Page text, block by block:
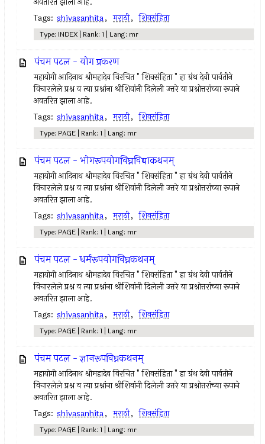
Tags: shivasanhita, मराठी, शिवसंहिता
Type: INDEX | Rank: 1 | Lang: mr
पंचम पटल - योग प्रकरण
महायोगी आदिनाथ श्रीमहादेव विरचित " शिवसंहिता " हा ग्रंथ देवी पार्वतीने
विचारलेले प्रश्न व त्या प्रश्नांना श्रीशिवांनी दिलेली उत्तरे या प्रश्नोत्तरांच्या रूपाने
अवतरित झाला आहे.
Tags: shivasanhita, मराठी, शिवसंहिता
Type: PAGE | Rank: 1 | Lang: mr
पंचम पटल - भोगरूपयोगविघ्नविद्याकथनम्
महायोगी आदिनाथ श्रीमहादेव विरचित " शिवसंहिता " हा ग्रंथ देवी पार्वतीने
विचारलेले प्रश्न व त्या प्रश्नांना श्रीशिवांनी दिलेली उत्तरे या प्रश्नोत्तरांच्या रूपाने
अवतरित झाला आहे.
Tags: shivasanhita, मराठी, शिवसंहिता
Type: PAGE | Rank: 1 | Lang: mr
पंचम पटल - धर्मरूपयोगविघ्नकथनम्
महायोगी आदिनाथ श्रीमहादेव विरचित " शिवसंहिता " हा ग्रंथ देवी पार्वतीने
विचारलेले प्रश्न व त्या प्रश्नांना श्रीशिवांनी दिलेली उत्तरे या प्रश्नोत्तरांच्या रूपाने
अवतरित झाला आहे.
Tags: shivasanhita, मराठी, शिवसंहिता
Type: PAGE | Rank: 1 | Lang: mr
पंचम पटल - ज्ञानरूपविघ्नकथनम्
महायोगी आदिनाथ श्रीमहादेव विरचित " शिवसंहिता " हा ग्रंथ देवी पार्वतीने
विचारलेले प्रश्न व त्या प्रश्नांना श्रीशिवांनी दिलेली उत्तरे या प्रश्नोत्तरांच्या रूपाने
अवतरित झाला आहे.
Tags: shivasanhita, मराठी, शिवसंहिता
Type: PAGE | Rank: 1 | Lang: mr